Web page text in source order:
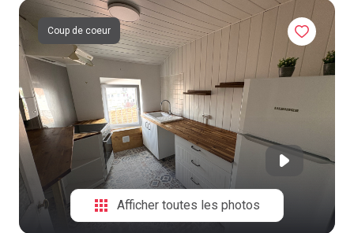
NOTRE
AGENCE
CONTACT
Coup de coeur
Afficher toutes les photos